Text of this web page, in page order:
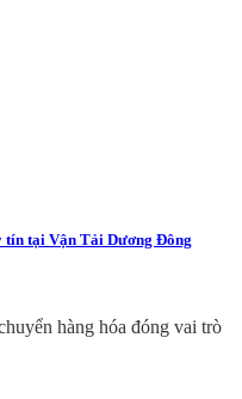
tín tại Vận Tải Dương Đông
hàng hóa đóng vai trò